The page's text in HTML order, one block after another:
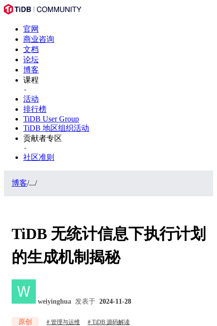
官网
商业咨询
文档
论坛
博客
课程
活动
排行榜
TiDB User Group
TiDB 地区组织活动
贡献者专区
社区准则
博客/.../
TiDB 无统计信息下执行计划
的生成机制揭秘
weiyinghua 发表于 2024-11-28
原创 管理与运维 TiDB 源码解读